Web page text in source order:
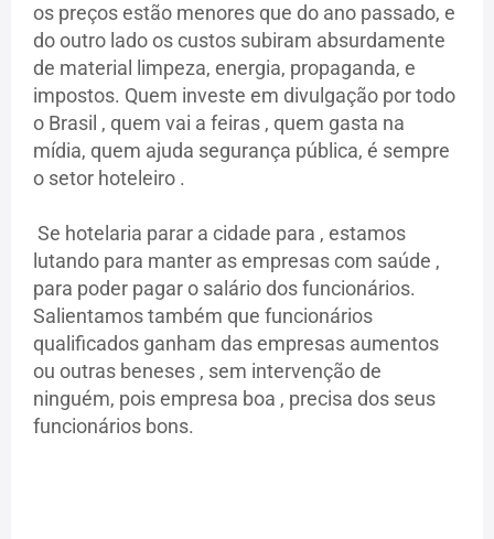
os preços estão menores que do ano passado, e
do outro lado os custos subiram absurdamente
de material limpeza, energia, propaganda, e
impostos. Quem investe em divulgação por todo
o Brasil , quem vai a feiras , quem gasta na
mídia, quem ajuda segurança pública, é sempre
o setor hoteleiro .
Se hotelaria parar a cidade para , estamos
lutando para manter as empresas com saúde ,
para poder pagar o salário dos funcionários.
Salientamos também que funcionários
qualificados ganham das empresas aumentos
ou outras beneses , sem intervenção de
ninguém, pois empresa boa , precisa dos seus
funcionários bons.